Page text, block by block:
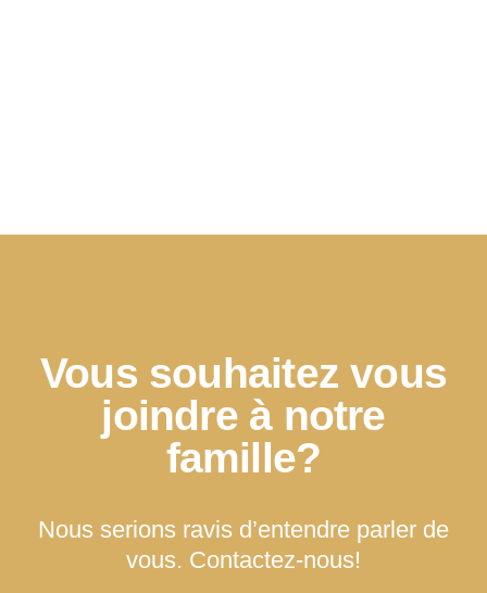
Vous souhaitez vous
joindre à notre
famille?
Nous serions ravis d’entendre parler de
vous. Contactez-nous!